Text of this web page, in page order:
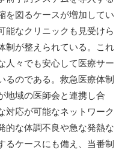
を図るケースが増加してい
能なクリニックも見受けら
制が整えられている。これ
人々でも安心して医療サー
るのである。救急医療体制
地域の医師会と連携し合
対応が可能なネットワーク
的な体調不良や急な発熱な
るケースにも備え、当番制